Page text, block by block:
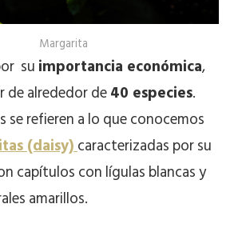
Margarita
suimportancia económica,
de alrededor de40 especies.
se refieren a lo que conocemos
(daisy)caracterizadas por su
capítulos con lígulas blancas y
amarillos.